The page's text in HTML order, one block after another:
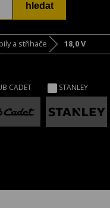
a střihače 18,0 V
CADET STANLEY